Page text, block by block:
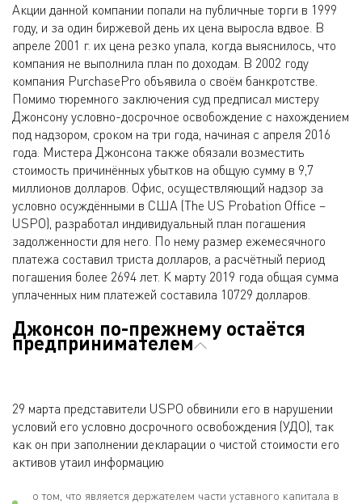
Акции данной компании попали на публичные торги в 1999
году, и за один биржевой день их цена выросла вдвое. В
апреле 2001 г. их цена резко упала, когда выяснилось, что
компания не выполнила план по доходам. В 2002 году
компания PurchasePro объявила о своём банкротстве.
Помимо тюремного заключения суд предписал мистеру
Джонсону условно-досрочное освобождение с нахождением
под надзором, сроком на три года, начиная с апреля 2016
года. Мистера Джонсона также обязали возместить
стоимость причинённых убытков на общую сумму в 9,7
миллионов долларов. Офис, осуществляющий надзор за
условно осуждёнными в США (The US Probation Office –
USPO), разработал индивидуальный план погашения
задолженности для него. По нему размер ежемесячного
платежа составил триста долларов, а расчётный период
погашения более 2694 лет. К марту 2019 года общая сумма
уплаченных ним платежей составила 10729 долларов.
Джонсон по-прежнему остаётся
предпринимателем
29 марта представители USPO обвинили его в нарушении
условий его условно досрочного освобождения (УДО), так
как он при заполнении декларации о чистой стоимости его
активов утаил информацию
о том, что является держателем части уставного капитала в